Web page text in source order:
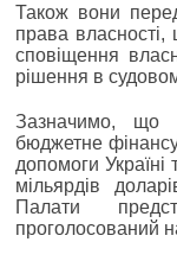
Також вони
права власності,
сповіщення
рішення в
Зазначимо, що
бюджетне
допомоги
мільярдів
Палати
проголосований